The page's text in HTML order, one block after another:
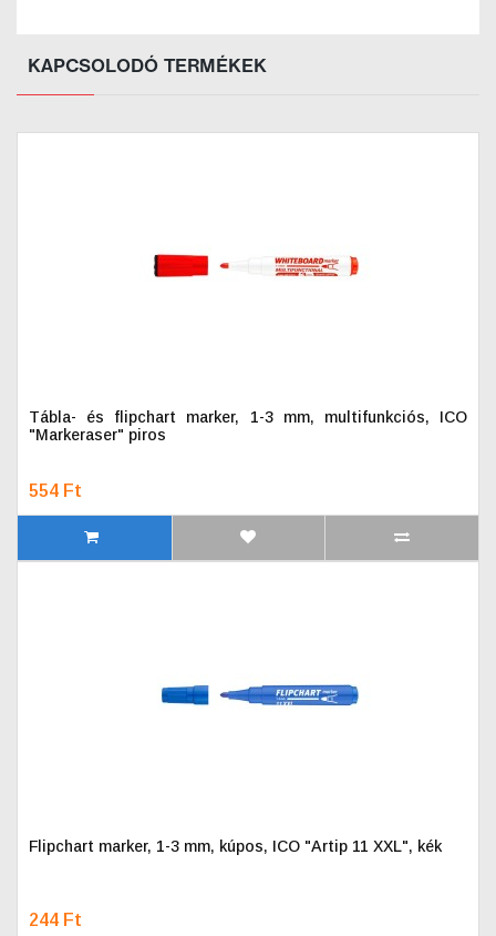
KAPCSOLODÓ TERMÉKEK
Tábla- és flipchart marker, 1-3 mm, multifunkciós, ICO
"Markeraser" piros
554 Ft
Flipchart marker, 1-3 mm, kúpos, ICO "Artip 11 XXL", kék
244 Ft